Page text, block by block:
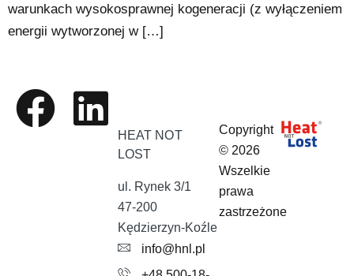
warunkach wysokosprawnej kogeneracji (z wyłączeniem
energii wytworzonej w […]
HEAT NOT
LOST
ul. Rynek 3/1
47-200
Kędzierzyn-Koźle
info@hnl.pl
Copyright
© 2026
Wszelkie
prawa
zastrzeżone